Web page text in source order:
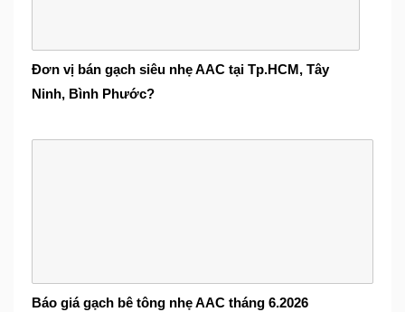
Đơn vị bán gạch siêu nhẹ AAC tại Tp.HCM, Tây
Ninh, Bình Phước?
Báo giá gạch bê tông nhẹ AAC tháng 6.2026